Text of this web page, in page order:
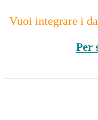
Vuoi integrare i
Per